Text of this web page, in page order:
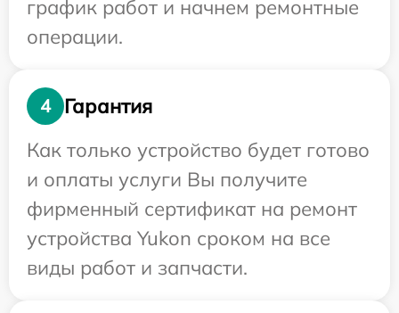
график работ и начнем ремонтные
операции.
4
Гарантия
Как только устройство будет готово
и оплаты услуги Вы получите
фирменный сертификат на ремонт
устройства Yukon сроком на все
виды работ и запчасти.